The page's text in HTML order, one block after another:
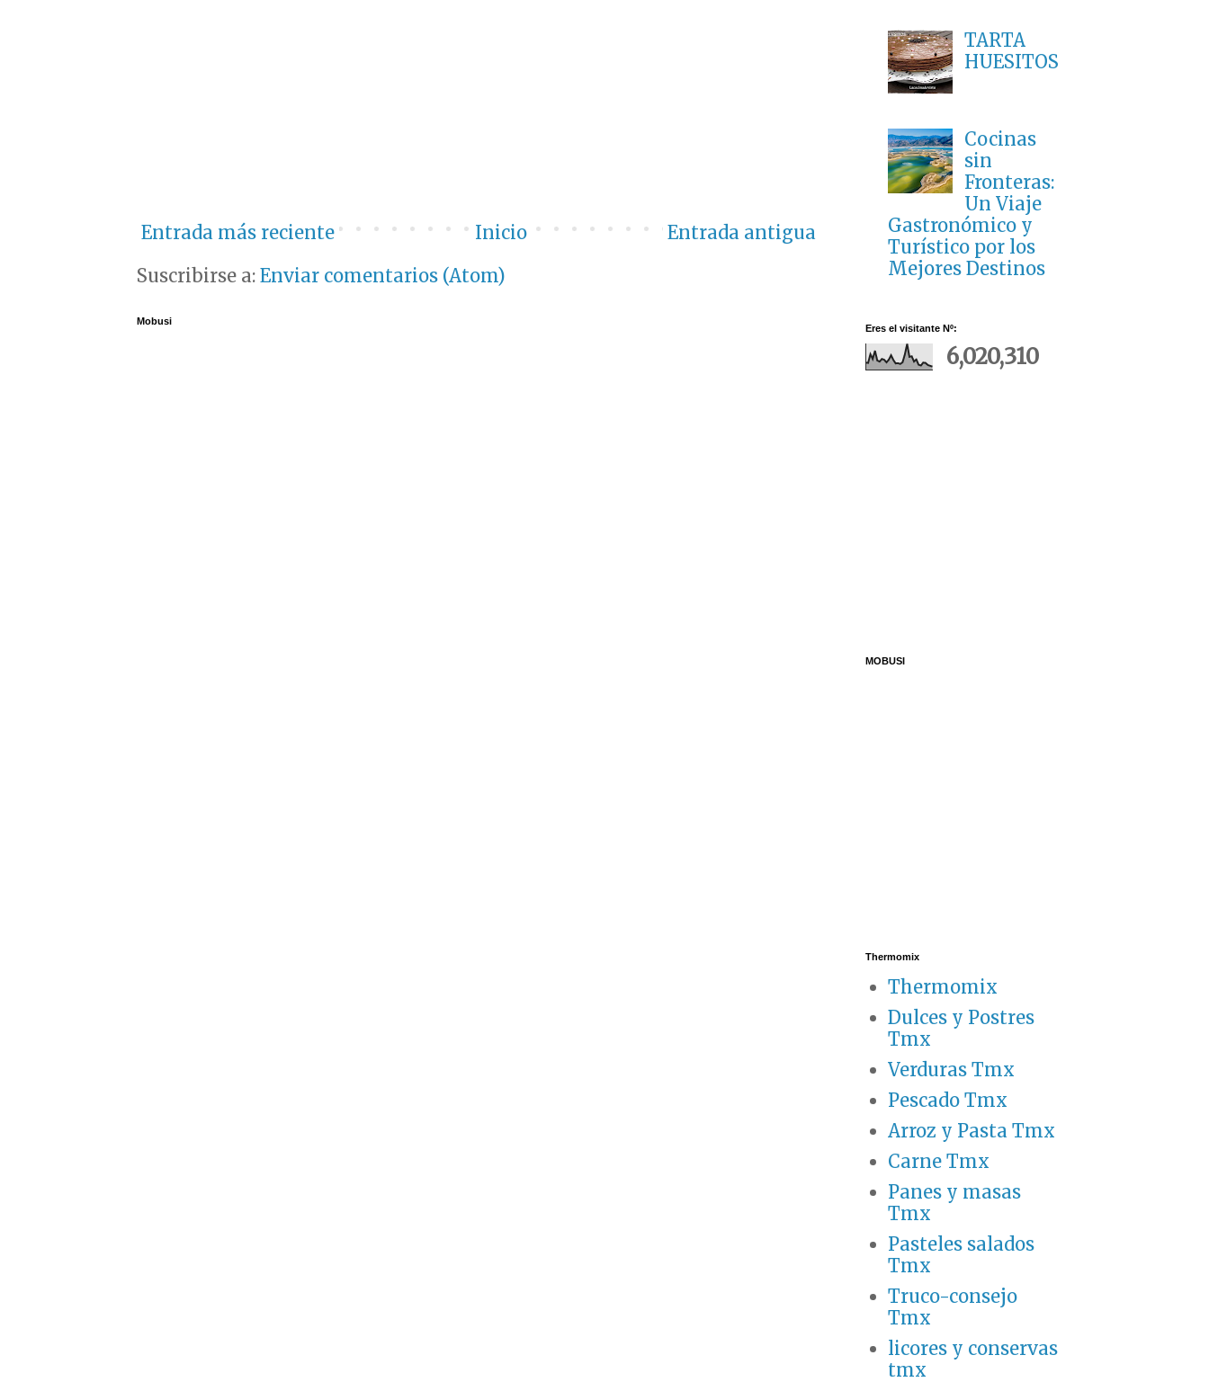
Entrada más reciente Entrada antigua
Inicio
Suscribirse a: Enviar comentarios (Atom)
Mobusi
TARTA
HUESITOS
Cocinas
sin
Fronteras:
Un Viaje
Gastronómico y
Turístico por los
Mejores Destinos
Eres el visitante Nº:
6,020,310
MOBUSI
Thermomix
Thermomix
Dulces y Postres
Tmx
Verduras Tmx
Pescado Tmx
Arroz y Pasta Tmx
Carne Tmx
Panes y masas
Tmx
Pasteles salados
Tmx
Truco-consejo
Tmx
licores y conservas
tmx